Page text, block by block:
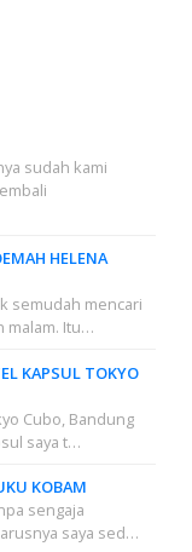
sudah kami
HELENA
semudah mencari
malam. Itu…
KAPSUL TOKYO
Cubo, Bandung
saya t…
KOBAM
sengaja
saya sed…